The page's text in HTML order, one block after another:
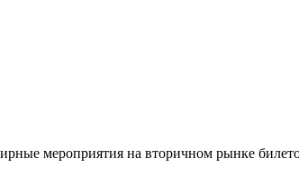
мероприятия на вторичном рынке